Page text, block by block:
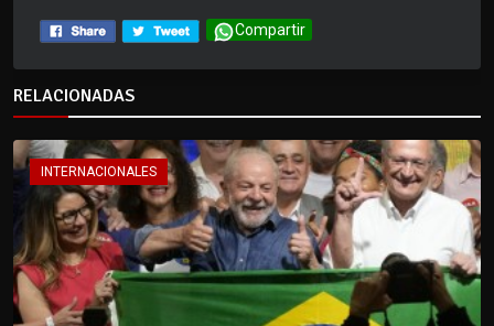
Compartir
RELACIONADAS
INTERNACIONALES